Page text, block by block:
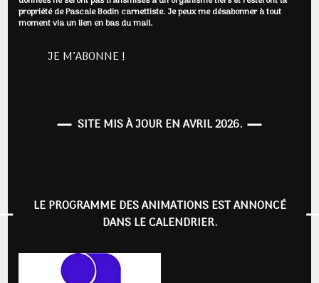
propriété de Pascale Bodin carnettiste. Je peux me désabonner à tout
moment via un lien en bas du mail.
SITE MIS À JOUR EN AVRIL 2026.
LE PROGRAMME DES ANIMATIONS EST ANNONCÉ
DANS LE CALENDRIER.